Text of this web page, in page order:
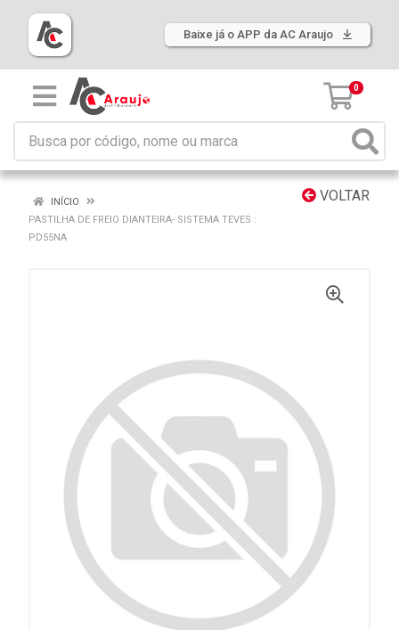
Baixe já o APP da AC Araujo
0
VOLTAR
INÍCIO
PASTILHA DE FREIO DIANTEIRA- SISTEMA TEVES :
PD55NA